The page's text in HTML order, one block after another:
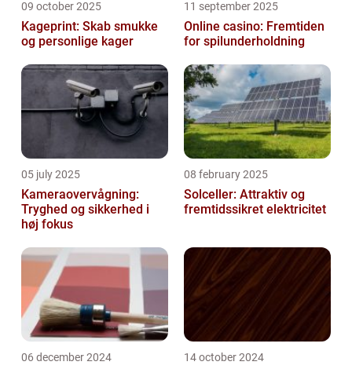
09 october 2025
Kageprint: Skab smukke
og personlige kager
11 september 2025
Online casino: Fremtiden
for spilunderholdning
05 july 2025
Kameraovervågning:
Tryghed og sikkerhed i
høj fokus
08 february 2025
Solceller: Attraktiv og
fremtidssikret elektricitet
06 december 2024 14 october 2024